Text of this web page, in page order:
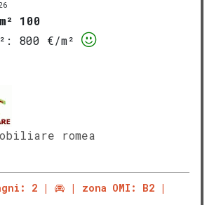
m² 100
800 €/m²
romea
2 zona OMI: B2